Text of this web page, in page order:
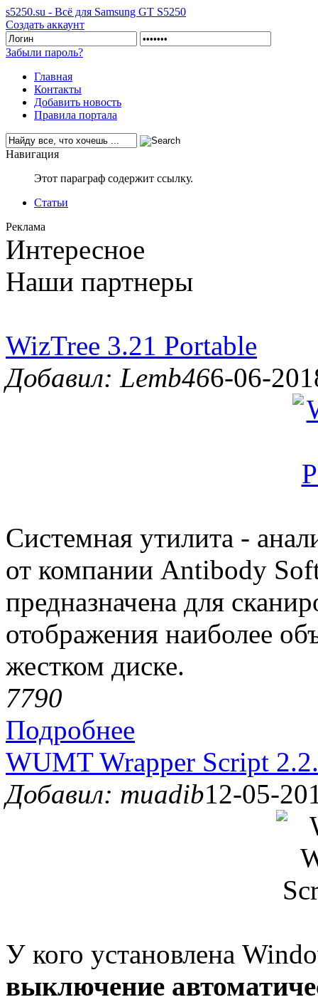
s5250.su - Всё для Samsung GT S5250
Создать аккаунт
Забыли пароль?
Главная
Контакты
Добавить новость
Правила портала
Навигация
Этот параграф содержит ссылку.
Статьи
Реклама
Интересное
Наши партнеры
WizTree 3.21 Portable
Добавил: Lemb466-06-
Системная утилита -
от компании Antibody
предназначена для
отображения наиболее
жестком диске.
7790
Подробнее
WUMT Wrapper Script
Добавил: muadib12-05-
У кого установлена
выключение